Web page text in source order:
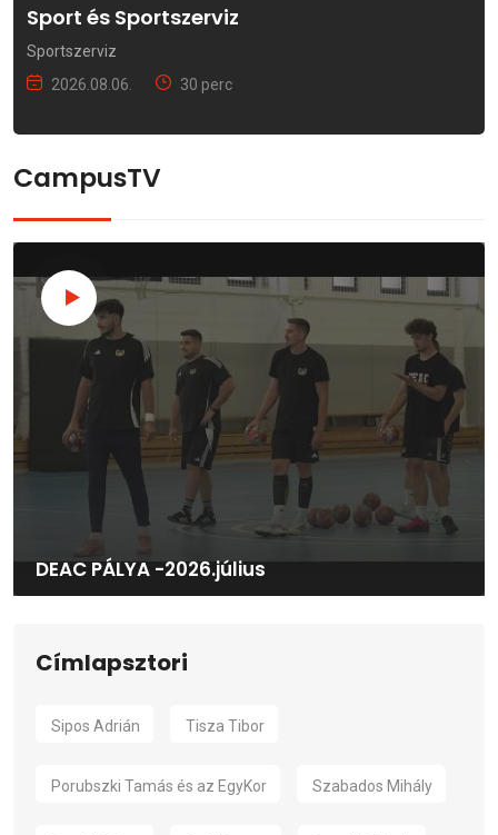
Sport és Sportszerviz
Sportszerviz
2026.08.06.
30 perc
CampusTV
DEAC PÁLYA -2026.július
Címlapsztori
Sipos Adrián Tisza Tibor
Porubszki Tamás és az EgyKor Szabados Mihály